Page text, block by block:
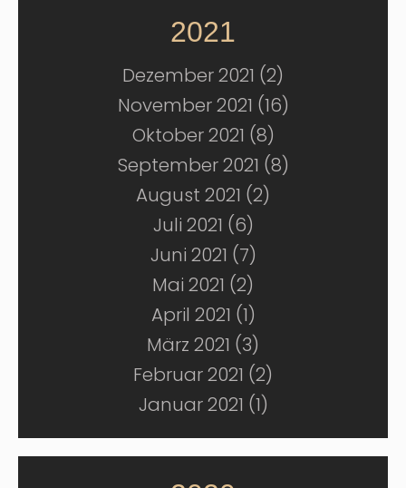
2021
Dezember 2021 (2)
November 2021 (16)
Oktober 2021 (8)
September 2021 (8)
August 2021 (2)
Juli 2021 (6)
Juni 2021 (7)
Mai 2021 (2)
April 2021 (1)
März 2021 (3)
Februar 2021 (2)
Januar 2021 (1)